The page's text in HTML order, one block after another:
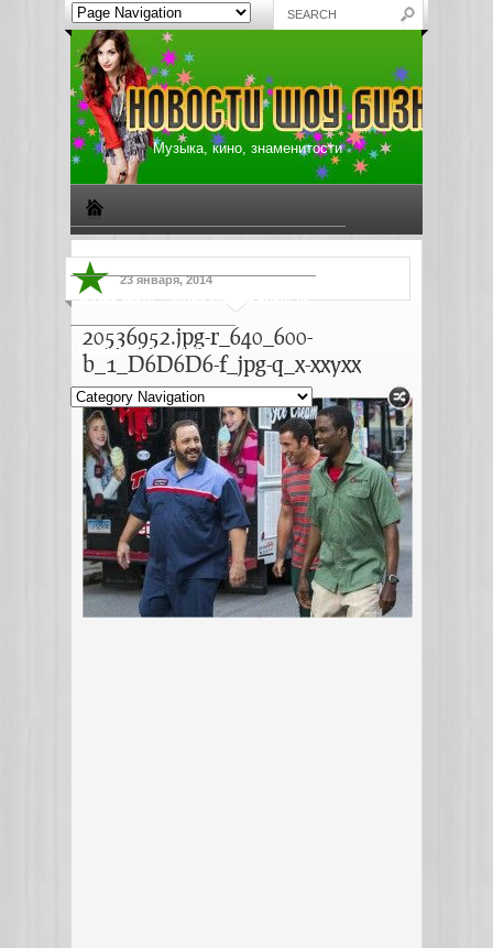
Музыка, кино, знаменитости
Жизнь звезд Музыкальные новости
Новости киноиндустрии
23 января, 2014
20536952.jpg-r_640_600-
b_1_D6D6D6-f_jpg-q_x-xxyxx